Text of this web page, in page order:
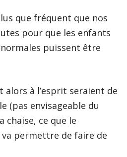
que fréquent que nos
pour que les enfants
puissent être
alors à l’esprit seraient de
(pas envisageable du
chaise, ce que le
va permettre de faire de